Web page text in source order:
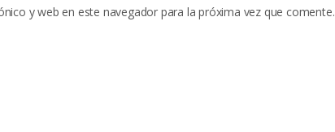
y web en este navegador para la próxima vez que comente.